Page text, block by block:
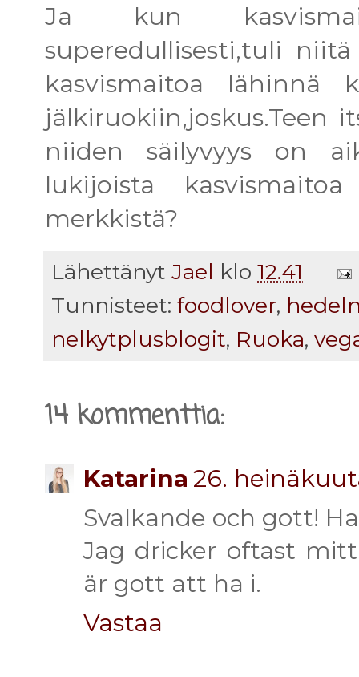
Ja kun
superedullisesti,tuli
kasvismaitoa lähinnä
jälkiruokiin,joskus.Teen
niiden säilyvyys on
lukijoista
merkkistä?
Lähettänyt Jael klo 12.41
Tunnisteet: foodlover,
nelkytplusblogit, Ruoka,
14 kommenttia:
Katarina 26.
Svalkande och gott!
Jag dricker oftast
är gott att ha i.
Vastaa